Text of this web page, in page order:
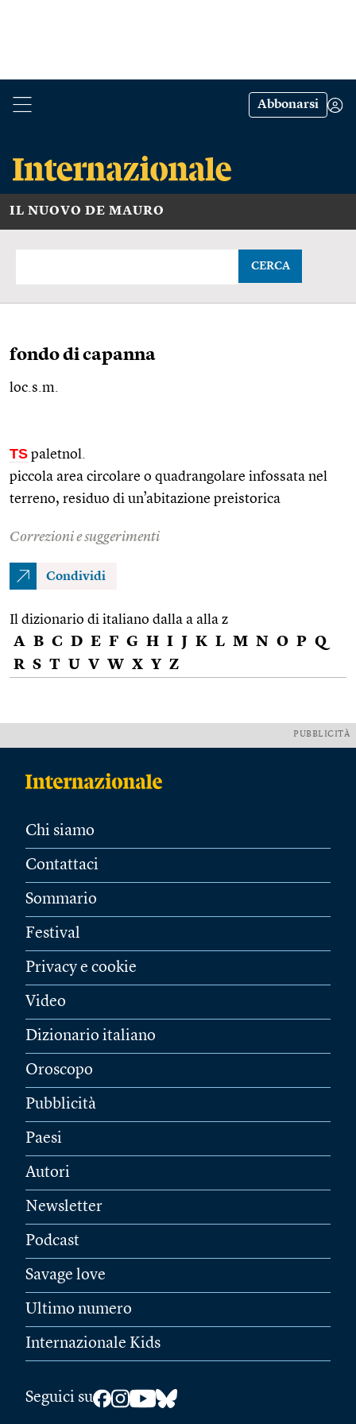
Abbonarsi
IL NUOVO DE MAURO
CERCA
fondo di capanna
loc.s.m.
TS paletnol.
piccola area circolare o quadrangolare infossata nel
terreno, residuo di un’abitazione preistorica
Correzioni e suggerimenti
Condividi
Il dizionario di italiano dalla a alla z
A B C D E F G H I J K L M N O P Q
R S T U V W X Y Z
PUBBLICITÀ
Chi siamo
Contattaci
Sommario
Festival
Privacy e cookie
Video
Dizionario italiano
Oroscopo
Pubblicità
Paesi
Autori
Newsletter
Podcast
Savage love
Ultimo numero
Internazionale Kids
Seguici su